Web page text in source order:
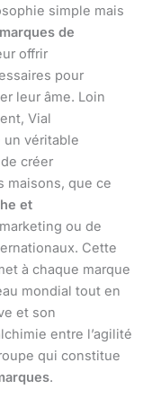
simple mais
marques de
offrir
pour
leur âme. Loin
Vial
un véritable
créer
maisons, que ce
et
ou de
Cette
à chaque marque
mondial tout en
et son
entre l’agilité
qui constitue
.